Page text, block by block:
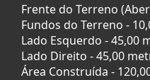
Frente do Terreno
Fundos do Terreno -
Lado Esquerdo - 45,00
Lado Direito - 45,00
Área Construída -